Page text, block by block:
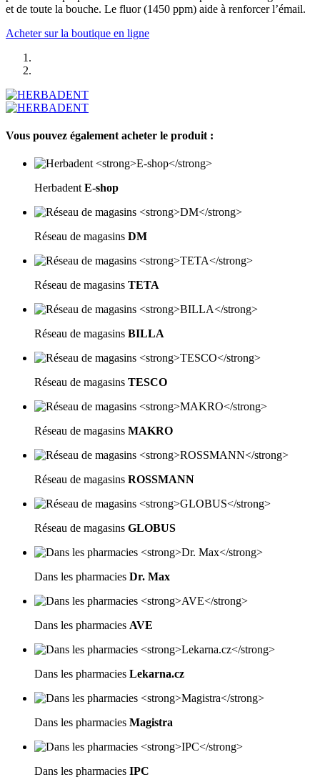
et de toute la bouche. Le fluor (1450 ppm) aide à renforcer l’émail.
Acheter sur la boutique en ligne
Vous pouvez également acheter le produit :
HerbadentE-shop
Réseau de magasins DM
Réseau de magasins TETA
Réseau de magasins BILLA
Réseau de magasins TESCO
Réseau de magasins MAKRO
Réseau de magasins ROSSMANN
Réseau de magasins GLOBUS
Dans les pharmacies Dr. Max
Dans les pharmacies AVE
Dans les pharmacies Lekarna.cz
Dans les pharmacies Magistra
Dans les pharmacies IPC